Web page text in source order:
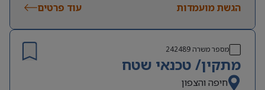
היקף משרה:
משרה מלאה | ימים: א’-ה’ | שעות: 8:00–17:00
תנאים:
רכב צמוד וטלפון סלולרי
שכר גבוה
הגשת מועמדות עוד פרטים
מספר משרה242489
מתקין/ טכנאי שטח
חיפה והצפון